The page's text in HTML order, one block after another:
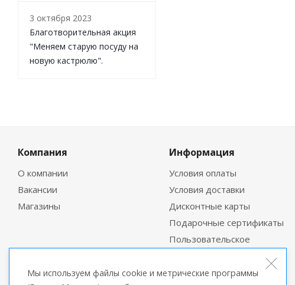
3 октября 2023
Благотворительная акция
"Меняем старую посуду на
новую кастрюлю".
Компания
О компании
Вакансии
Магазины
Информация
Условия оплаты
Условия доставки
Дисконтные карты
Подарочные сертификаты
Пользовательское
соглашение
Мы используем файлы cookie и метрические программы